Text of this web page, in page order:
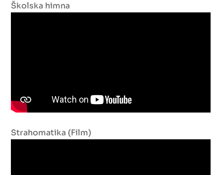
Školska himna
Strahomatika (Film)